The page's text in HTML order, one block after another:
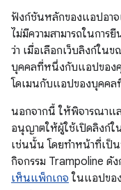
ฟังก์ชันหลักของแอปอาจ
ไม่มีความสามารถในกา
ว่า เมื่อเลือกเว็บลิงก์ใน
บุคคลที่หนึ่งกับแอปของ
โดเมนกับแอปของบุคคล
นอกจากนี้ ให้พิจารณาแ
อนุญาตให้ผู้ใช้เปิดลิงก์ใ
เช่นนั้น โดยทำหน้าที่เป็
กิจกรรม Trampoline ดั
เห็นแพ็กเกจ ในแอปขอ